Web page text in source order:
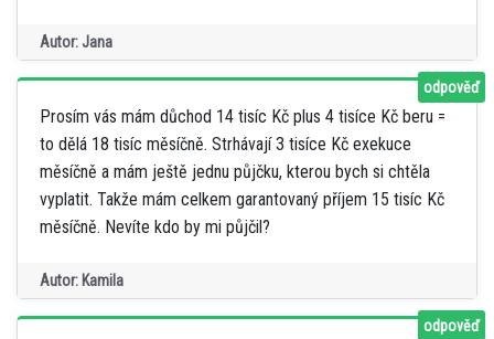
Autor: Jana
Prosím vás mám důchod 14 tisíc Kč plus 4 tisíce Kč beru =
to dělá 18 tisíc měsíčně. Strhávají 3 tisíce Kč exekuce
měsíčně a mám ještě jednu půjčku, kterou bych si chtěla
vyplatit. Takže mám celkem garantovaný příjem 15 tisíc Kč
měsíčně. Nevíte kdo by mi půjčil?
Autor: Kamila
odpověď
odpověď